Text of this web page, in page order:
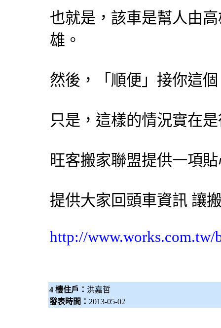
也就是，該車是幫人由
雄。
然後，「順便」接你這
只是，這樣的情況實在
旺客搬家聯盟提供一項
提供大家回頭車資訊 讓
http://www.works.com.tw/
4 樓住戶： 洪嘉哲
發表時間： 2013-05-02